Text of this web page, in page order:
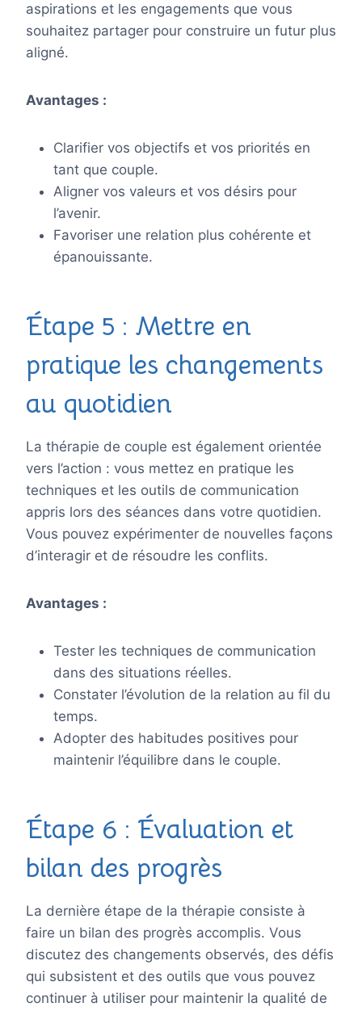
aspirations et les engagements que vous
souhaitez partager pour construire un futur plus
aligné.
Avantages :
Clarifier vos objectifs et vos priorités en
tant que couple.
Aligner vos valeurs et vos désirs pour
l’avenir.
Favoriser une relation plus cohérente et
épanouissante.
Étape 5 : Mettre en
pratique les changements
au quotidien
La thérapie de couple est également orientée
vers l’action : vous mettez en pratique les
techniques et les outils de communication
appris lors des séances dans votre quotidien.
Vous pouvez expérimenter de nouvelles façons
d’interagir et de résoudre les conflits.
Avantages :
Tester les techniques de communication
dans des situations réelles.
Constater l’évolution de la relation au fil du
temps.
Adopter des habitudes positives pour
maintenir l’équilibre dans le couple.
Étape 6 : Évaluation et
bilan des progrès
La dernière étape de la thérapie consiste à
faire un bilan des progrès accomplis. Vous
discutez des changements observés, des défis
qui subsistent et des outils que vous pouvez
continuer à utiliser pour maintenir la qualité de